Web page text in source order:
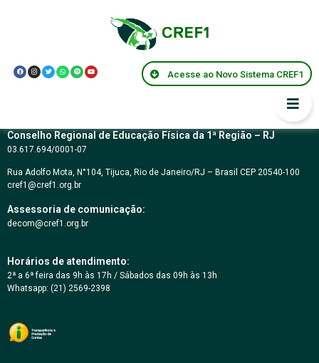
Acesse ao Novo Sistema CREF1
Lei Municipal 7.515 –
Petrópolis
Conselho Regional de Educação Física da 1ª Região – RJ
03.617.694/0001-07
Rua Adolfo Mota, N°104, Tijuca, Rio de Janeiro/RJ – Brasil CEP 20540-100
cref1@cref1.org.br
Assessoria de comunicação:
decom@cref1.org.br
Horários de atendimento:
2ª a 6ª feira das 9h às 17h / Sábados das 09h às 13h
Whatsapp: (21) 2569-2398